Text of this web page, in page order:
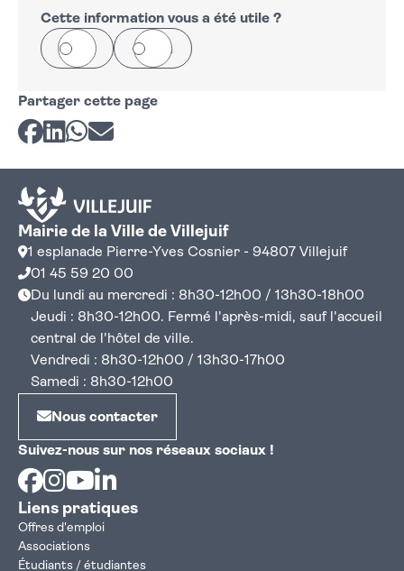
Cette information vous a été utile ?
Oui Non
Partager cette page
Partager sur Facebook
Partager sur LinkedIn
Partager sur Whatsapp
Partager par courriel
Mairie de la Ville de Villejuif
1 esplanade Pierre-Yves Cosnier - 94807 Villejuif
01 45 59 20 00
Du lundi au mercredi : 8h30-12h00 / 13h30-18h00
Jeudi : 8h30-12h00. Fermé l'après-midi, sauf l'accueil
central de l'hôtel de ville.
Vendredi : 8h30-12h00 / 13h30-17h00
Samedi : 8h30-12h00
Nous contacter
Suivez-nous sur nos réseaux sociaux !
Facebook
Instagram
Youtube
Liens pratiques
Offres d'emploi
Associations
Étudiants / étudiantes